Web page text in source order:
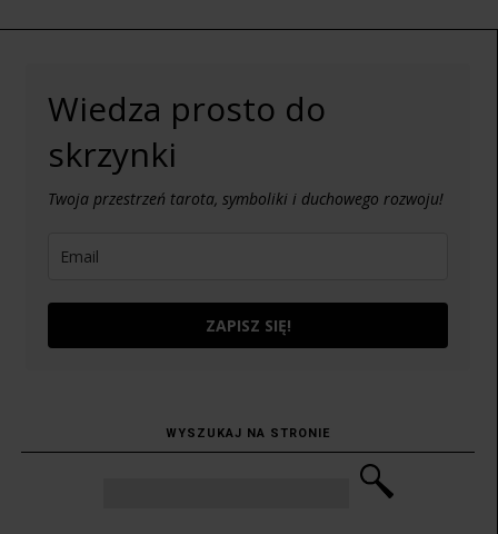
Wiedza prosto do
skrzynki
Twoja przestrzeń tarota, symboliki i duchowego rozwoju!
ZAPISZ SIĘ!
WYSZUKAJ NA STRONIE